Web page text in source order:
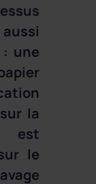
une
la
est
le